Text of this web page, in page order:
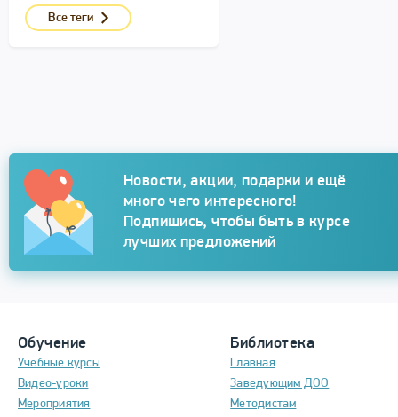
Все теги
Новости, акции, подарки и ещё
много чего интересного!
Подпишись, чтобы быть в курсе
лучших предложений
Обучение
Учебные курсы
Видео-уроки
Мероприятия
Библиотека
Главная
Заведующим ДОО
Методистам